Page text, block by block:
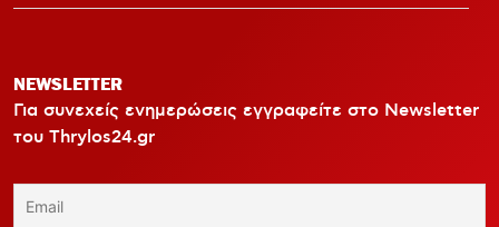
NEWSLETTER
Για συνεχείς ενημερώσεις εγγραφείτε στο Newsletter
του Thrylos24.gr